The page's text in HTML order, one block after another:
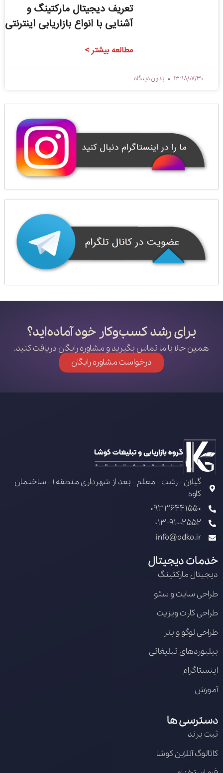
تعریف دیجیتال مارکتینگ و
آشنایی با انواع بازاریابی اینترنتی
مطالعه بیشتر >
1398/07/30 بدون دیدگاه
برای رشد کسب‌وکار خود آماده‌اید؟
همین حالا با ما تماس بگیرید و مشاوره رایگان دریافت کنید.
درخواست مشاوره رایگان
گیلان - رشت - معلم - بعد از شهرداری منطقه 1 - ساختمان
کاوه
09336441550
013-91002552
info@adko.ir
خدمات دیجیتال
دیجیتال مارکتینگ
طراحی سایت و سئو
طراحی کارت ویزیت
طراحی لوگو و بنر
بیلبوردهای تبلیغاتی
اینستاگرام
آموزش
دسترسی ها
ثبت برند
کاتالوگ آنلاین کوشا